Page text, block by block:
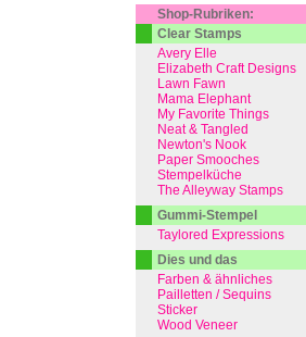
Shop-Rubriken:
Clear Stamps
Avery Elle
Elizabeth Craft Designs
Lawn Fawn
Mama Elephant
My Favorite Things
Neat & Tangled
Newton's Nook
Paper Smooches
Stempelküche
The Alleyway Stamps
Gummi-Stempel
Taylored Expressions
Dies und das
Farben & ähnliches
Pailletten / Sequins
Sticker
Wood Veneer